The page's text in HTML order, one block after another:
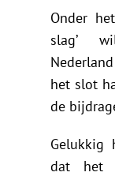
Onder
slag’
het slot
de
Gelukkig
dat het